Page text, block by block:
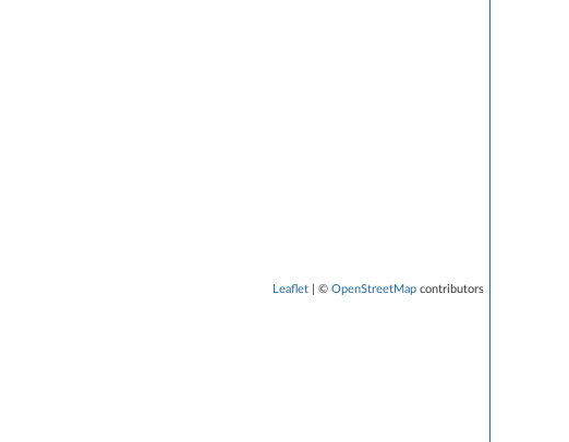
Leaflet | © OpenStreetMap contributors